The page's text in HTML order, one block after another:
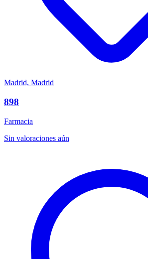
Madrid, Madrid
898
Farmacia
Sin valoraciones aún